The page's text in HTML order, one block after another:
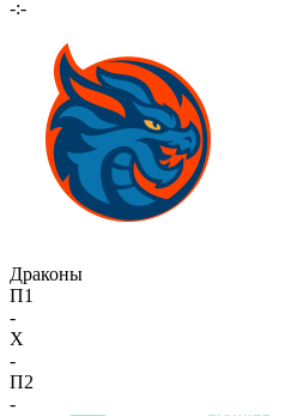
-:-
Драконы
П1
-
X
-
П2
-